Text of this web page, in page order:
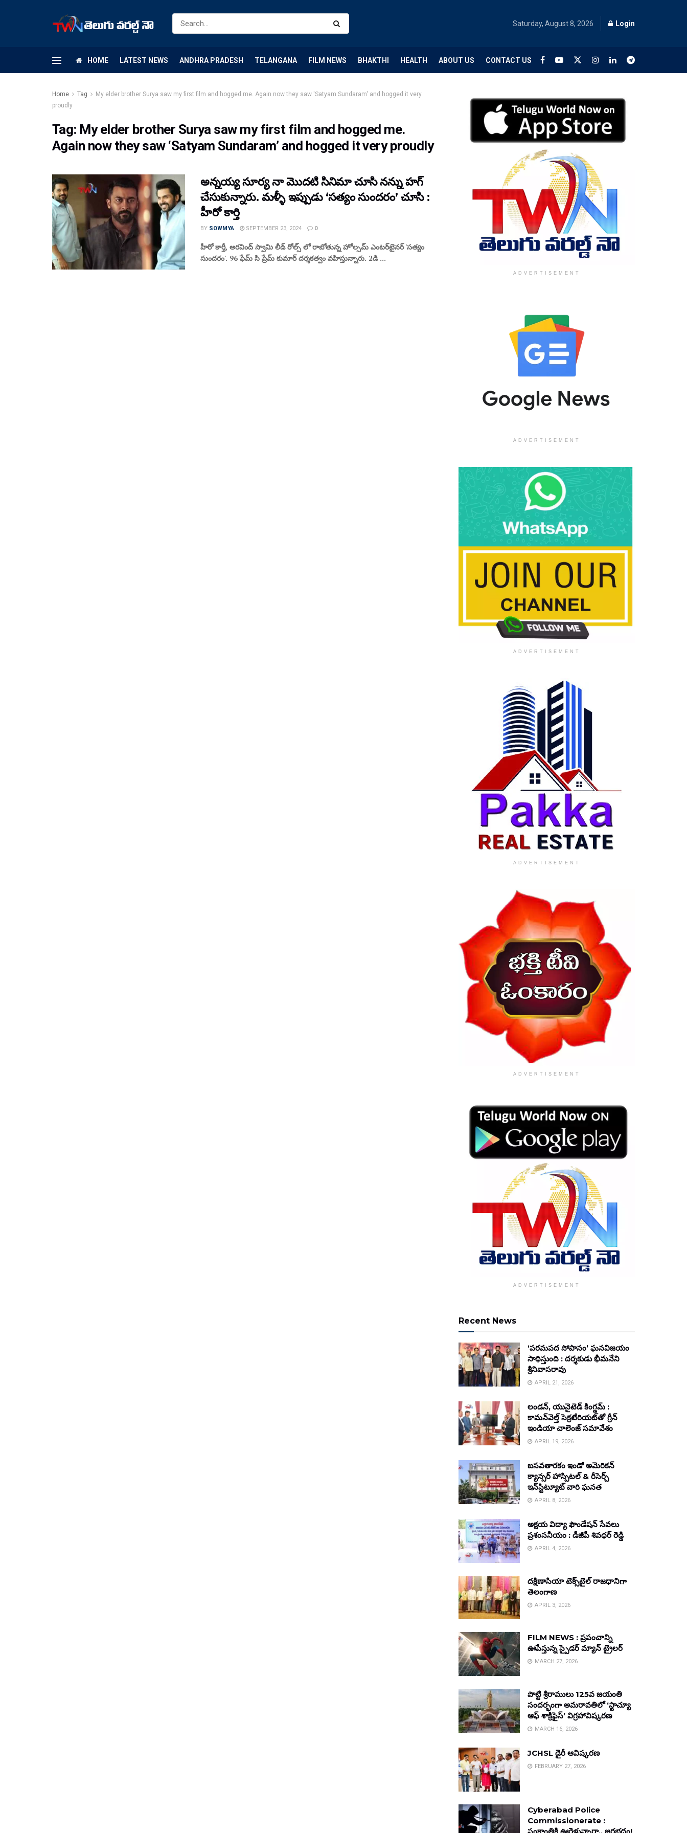
Saturday, August 8, 2026 Login
HOME LATEST NEWS ANDHRA PRADESH TELANGANA FILM NEWS BHAKTHI HEALTH ABOUT US CONTACT US
Home Tag
My elder brother Surya saw my first film and hogged me. Again now they saw 'Satyam Sundaram' and hogged it very
proudly
Tag: My elder brother Surya saw my first film and hogged me.
Again now they saw ‘Satyam Sundaram’ and hogged it very proudly
అన్నయ్య సూర్య నా మొదటి సినిమా చూసి నన్ను హగ్
చేసుకున్నారు. మళ్ళీ ఇప్పుడు ‘సత్యం సుందరం’ చూసి :
హీరో కార్తి
BY SOWMYA SEPTEMBER 23, 2024 0
హీరో కార్తీ, అరవింద్ స్వామి లీడ్ రోల్స్ లో రాబోతున్న హోల్సమ్ ఎంటర్‌టైనర్ 'సత్యం
సుందరం'. 96 ఫేమ్ సి ప్రేమ్ కుమార్ దర్శకత్వం వహిస్తున్నారు. 2డి ...
ADVERTISEMENT
ADVERTISEMENT
ADVERTISEMENT
ADVERTISEMENT
ADVERTISEMENT
ADVERTISEMENT
Recent News
‘పరమపద సోపానం’ ఘనవిజయం
సాధిస్తుంది : దర్శకుడు భీమనేని
శ్రీనివాసరావు
APRIL 21, 2026
లండన్, యునైటెడ్ కింగ్డమ్ :
కామన్‌వెల్త్ సెక్రటేరియట్‌తో గ్రీన్
ఇండియా చాలెంజ్ సమావేశం
APRIL 19, 2026
బసవతారకం ఇండో అమెరికన్
క్యాన్సర్ హాస్పిటల్ & రీసెర్చ్
ఇన్‌స్టిట్యూట్ వారి ఘనత
APRIL 8, 2026
అక్షయ విద్యా ఫౌండేషన్ సేవలు
ప్రశంసనీయం : డీజీపీ శివధర్ రెడ్డి
APRIL 4, 2026
దక్షిణాసియా టెక్స్‌టైల్ రాజధానిగా
తెలంగాణ
APRIL 3, 2026
FILM NEWS : ప్రపంచాన్ని
ఊపేస్తున్న స్పైడర్ మ్యాన్ ట్రైలర్
MARCH 27, 2026
పొట్టి శ్రీరాములు 125వ జయంతి
సందర్భంగా అమరావతిలో ‘స్టాచ్యూ
ఆఫ్ శాక్రిఫైస్’ విగ్రహావిష్కరణ
MARCH 16, 2026
JCHSL డైరీ ఆవిష్కరణ
FEBRUARY 27, 2026
Cyberabad Police
Commissionerate :